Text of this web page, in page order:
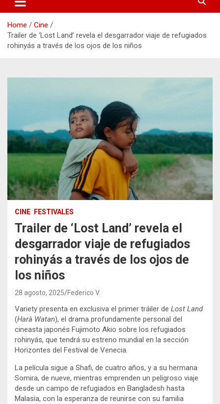
Home
Cine
Trailer de ‘Lost Land’ revela el desgarrador viaje de refugiados
rohinyás a través de los ojos de los niños
CINE FESTIVALES
Trailer de ‘Lost Land’ revela el
desgarrador viaje de refugiados
rohinyás a través de los ojos de
los niños
28 agosto, 2025 Federico V.
Variety presenta en exclusiva el primer tráiler de Lost Land
(Harà Watan), el drama profundamente personal del
cineasta japonés Fujimoto Akio sobre los refugiados
rohinyás, que tendrá su estreno mundial en la sección
Horizontes del Festival de Venecia.
La película sigue a Shafi, de cuatro años, y a su hermana
Somira, de nueve, mientras emprenden un peligroso viaje
desde un campo de refugiados en Bangladesh hasta
Malasia, con la esperanza de reunirse con su familia